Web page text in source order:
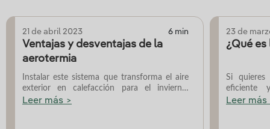
21 de abril 2023 6 min
Ventajas y desventajas de la
aerotermia
Instalar este sistema que transforma el aire
exterior en calefacción para el invierno,
refrigeración para el ver...
Leer más >
23 de
¿Qué
Si
eficiente
aerotermia.
Leer más